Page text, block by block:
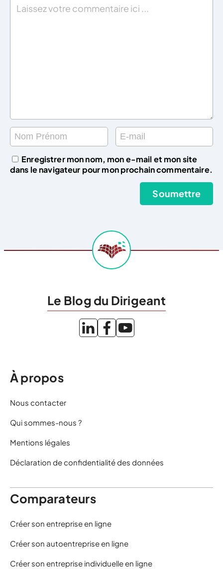
Enregistrer mon nom, mon e-mail et mon site
dans le navigateur pour mon prochain commentaire.
Le Blog du Dirigeant
À propos
Nous contacter
Qui sommes-nous ?
Mentions légales
Déclaration de confidentialité des données
Comparateurs
Créer son entreprise en ligne
Créer son autoentreprise en ligne
Créer son entreprise individuelle en ligne